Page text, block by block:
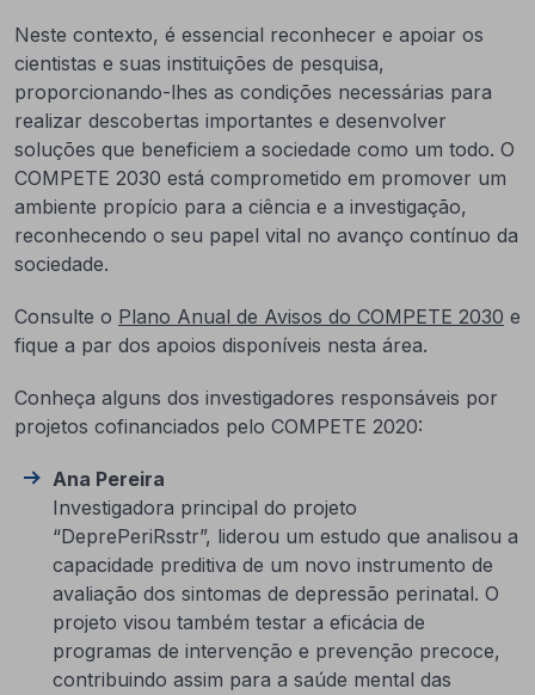
Neste contexto, é essencial reconhecer e apoiar os
cientistas e suas instituições de pesquisa,
proporcionando-lhes as condições necessárias para
realizar descobertas importantes e desenvolver
soluções que beneficiem a sociedade como um todo. O
COMPETE 2030 está comprometido em promover um
ambiente propício para a ciência e a investigação,
reconhecendo o seu papel vital no avanço contínuo da
sociedade.
Consulte o Plano Anual de Avisos do COMPETE 2030 e
fique a par dos apoios disponíveis nesta área.
Conheça alguns dos investigadores responsáveis por
projetos cofinanciados pelo COMPETE 2020:
Ana Pereira
Investigadora principal do projeto
“DeprePeriRsstr”, liderou um estudo que analisou a
capacidade preditiva de um novo instrumento de
avaliação dos sintomas de depressão perinatal. O
projeto visou também testar a eficácia de
programas de intervenção e prevenção precoce,
contribuindo assim para a saúde mental das